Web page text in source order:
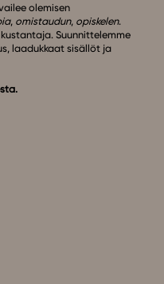
olemisen
, omistaudun, opiskelen.
Suunnittelemme
laadukkaat sisällöt ja